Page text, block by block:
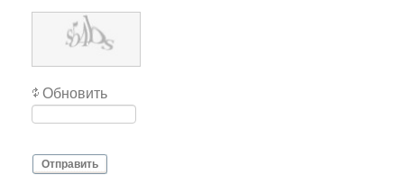
Обновить
Отправить